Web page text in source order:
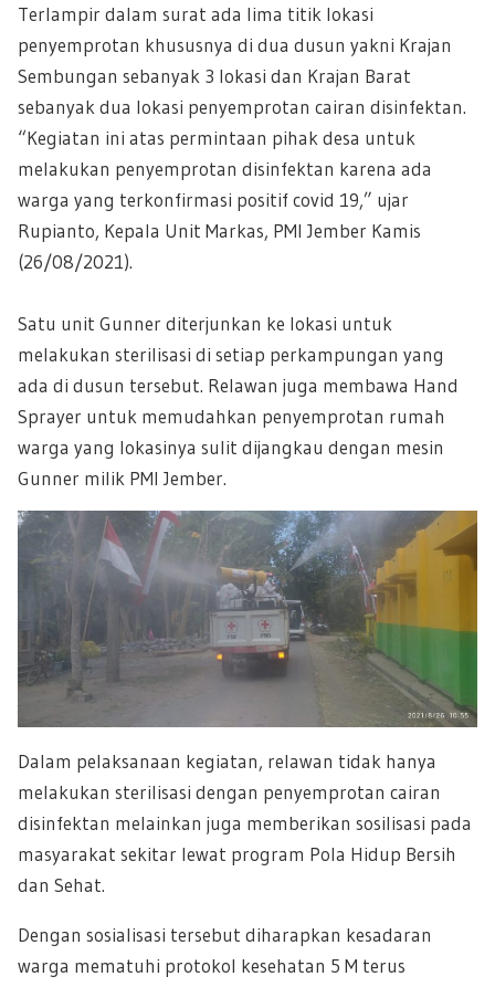
Terlampir dalam surat ada lima titik lokasi
penyemprotan khususnya di dua dusun yakni Krajan
Sembungan sebanyak 3 lokasi dan Krajan Barat
sebanyak dua lokasi penyemprotan cairan disinfektan.
“Kegiatan ini atas permintaan pihak desa untuk
melakukan penyemprotan disinfektan karena ada
warga yang terkonfirmasi positif covid 19,” ujar
Rupianto, Kepala Unit Markas, PMI Jember Kamis
(26/08/2021).
Satu unit Gunner diterjunkan ke lokasi untuk
melakukan sterilisasi di setiap perkampungan yang
ada di dusun tersebut. Relawan juga membawa Hand
Sprayer untuk memudahkan penyemprotan rumah
warga yang lokasinya sulit dijangkau dengan mesin
Gunner milik PMI Jember.
Dalam pelaksanaan kegiatan, relawan tidak hanya
melakukan sterilisasi dengan penyemprotan cairan
disinfektan melainkan juga memberikan sosilisasi pada
masyarakat sekitar lewat program Pola Hidup Bersih
dan Sehat.
Dengan sosialisasi tersebut diharapkan kesadaran
warga mematuhi protokol kesehatan 5 M terus